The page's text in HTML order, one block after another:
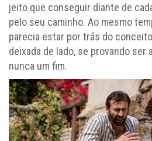
jeito que conseguir diante de
pelo seu caminho. Ao mesmo
parecia estar por trás do
deixada de lado, se provando ser
nunca um fim.